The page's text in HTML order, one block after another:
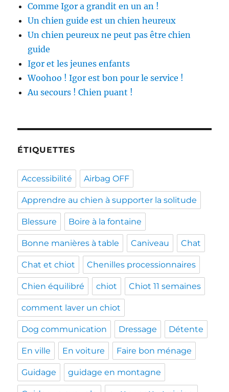
Comme Igor a grandit en un an !
Un chien guide est un chien heureux
Un chien peureux ne peut pas être chien
guide
Igor et les jeunes enfants
Woohoo ! Igor est bon pour le service !
Au secours ! Chien puant !
ÉTIQUETTES
Accessibilité Airbag OFF
Apprendre au chien à supporter la solitude
Blessure Boire à la fontaine
Bonne manières à table Caniveau Chat
Chat et chiot Chenilles processionnaires
Chien équilibré chiot Chiot 11 semaines
comment laver un chiot
Dog communication Dressage Détente
En ville En voiture Faire bon ménage
Guidage guidage en montagne